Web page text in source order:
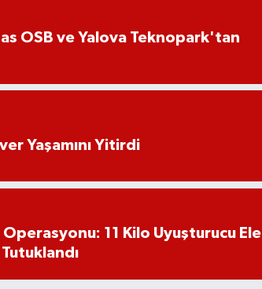
OSB ve Yalova Teknopark'tan
Yaşamını Yitirdi
11 Kilo Uyuşturucu Ele